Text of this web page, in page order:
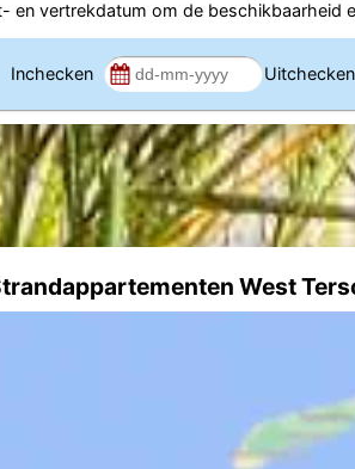
en vertrekdatum om de beschikbaarheid
Inchecken Uitchecken
West